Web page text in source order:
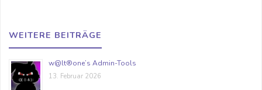
WEITERE BEITRÄGE
w@lt®one’s Admin-Tools
13. Februar 2026